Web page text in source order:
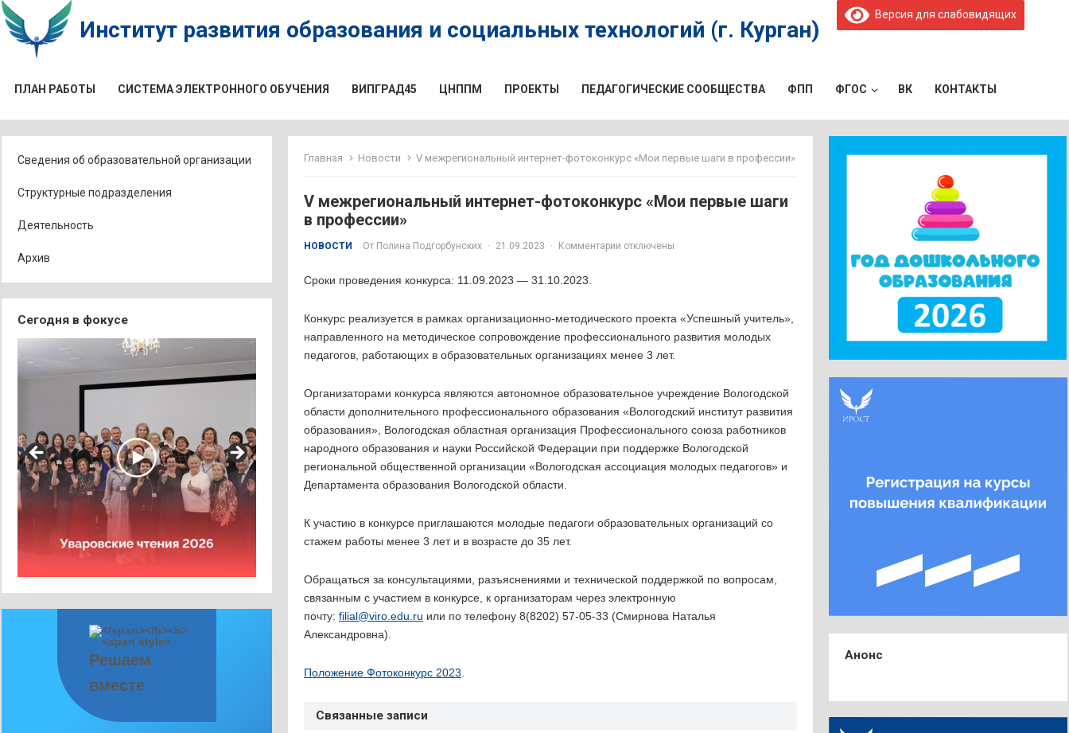
Институт развития образования и социальных технологий (г. Курган)
ПЛАН РАБОТЫ СИСТЕМА ЭЛЕКТРОННОГО ОБУЧЕНИЯ ВИПГРАД45 ЦНППМ ПРОЕКТЫ ПЕДАГОГИЧЕСКИЕ СООБЩЕСТВА ФПП ФГОС ВК КОНТАКТЫ
Версия для слабовидящих
Сведения об образовательной организации
Структурные подразделения
Деятельность
Архив
Сегодня в фокусе
Решаем
вместе
Главная Новости V межрегиональный интернет-фотоконкурс «Мои первые шаги в профессии»
V межрегиональный интернет-фотоконкурс «Мои первые шаги
в профессии»
НОВОСТИ От Полина Подгорбунских · 21.09.2023 · Комментарии отключены
Сроки проведения конкурса: 11.09.2023 — 31.10.2023.
Конкурс реализуется в рамках организационно-методического проекта «Успешный учитель»,
направленного на методическое сопровождение профессионального развития молодых
педагогов, работающих в образовательных организациях менее 3 лет.
Организаторами конкурса являются автономное образовательное учреждение Вологодской
области дополнительного профессионального образования «Вологодский институт развития
образования», Вологодская областная организация Профессионального союза работников
народного образования и науки Российской Федерации при поддержке Вологодской
региональной общественной организации «Вологодская ассоциация молодых педагогов» и
Департамента образования Вологодской области.
К участию в конкурсе приглашаются молодые педагоги образовательных организаций со
стажем работы менее 3 лет и в возрасте до 35 лет.
Обращаться за консультациями, разъяснениями и технической поддержкой по вопросам,
связанным с участием в конкурсе, к организаторам через электронную
почту: filial@viro.edu.ru или по телефону 8(8202) 57-05-33 (Смирнова Наталья
Александровна).
Положение Фотоконкурс 2023
Связанные записи
Анонс